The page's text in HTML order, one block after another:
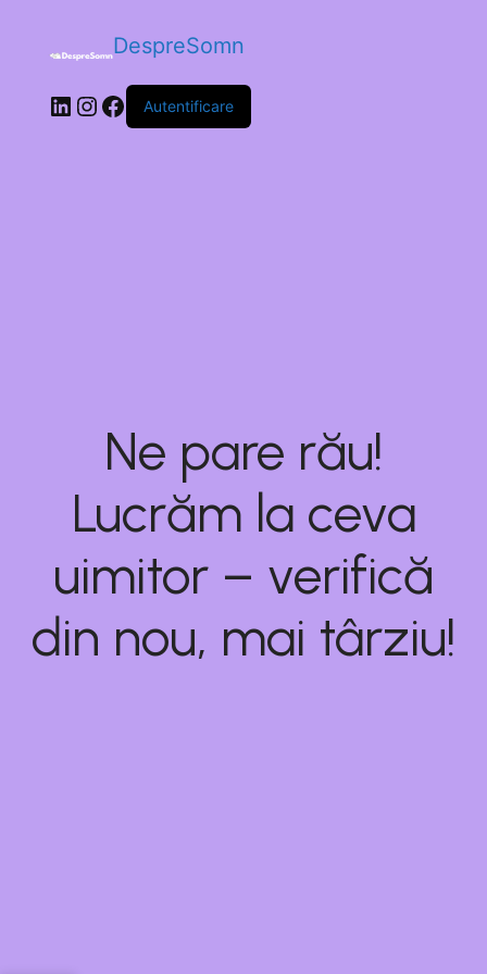
DespreSomn
Autentificare
Ne pare rău!
Lucrăm la ceva
uimitor – verifică
din nou, mai târziu!